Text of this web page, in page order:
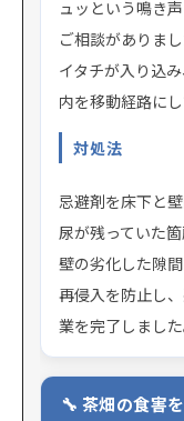
ュッという鳴き
ご相談がありま
イタチが入り込
内を移動経路に
対処法
忌避剤を床下と
尿が残っていた
壁の劣化した隙
再侵入を防止し
業を完了しました
茶畑の食害